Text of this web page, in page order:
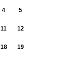
4 5
11 12
18 19